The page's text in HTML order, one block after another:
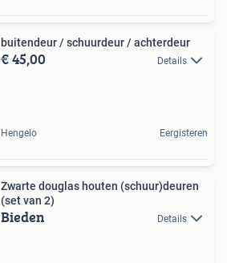
buitendeur / schuurdeur / achterdeur
€ 45,00 Details
Hengelo Eergisteren
Zwarte douglas houten (schuur)deuren
(set van 2)
Bieden Details